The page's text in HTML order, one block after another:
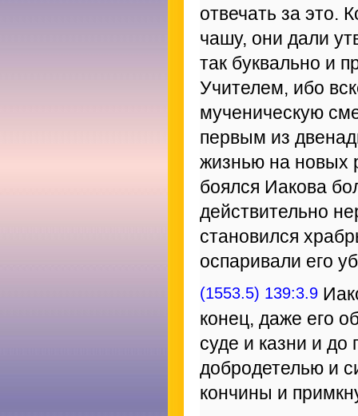
отвечать за это.
чашу, они дали
так буквально и
Учителем, ибо
мученическую
первым из
жизнью на новых
боялся Иакова
действительно
становился
оспаривали его
(1553.5) 139:3.9
конец, даже его
суде и казни и
добродетелью и
кончины и